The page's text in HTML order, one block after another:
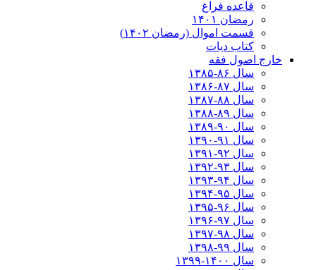
قاعده فراغ
رمضان ۱۴۰۱
قسمت اموال (رمضان ۱۴۰۲)
کتاب دیات
خارج اصول فقه
سال ۸۶-۱۳۸۵
سال ۸۷-۱۳۸۶
سال ۸۸-۱۳۸۷
سال ۸۹-۱۳۸۸
سال ۹۰-۱۳۸۹
سال ۹۱-۱۳۹۰
سال ۹۲-۱۳۹۱
سال ۹۳-۱۳۹۲
سال ۹۴-۱۳۹۳
سال ۹۵-۱۳۹۴
سال ۹۶-۱۳۹۵
سال ۹۷-۱۳۹۶
سال ۹۸-۱۳۹۷
سال ۹۹-۱۳۹۸‍
سال ۱۴۰۰-۱۳۹۹